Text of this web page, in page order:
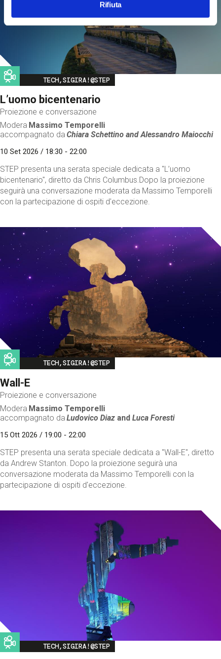
Rifiuta
Image
TECH,SIGIRA!@STEP
L’uomo bicentenario
Proiezione e conversazione
Modera Massimo Temporelli
accompagnato da Chiara Schettino andAlessandro Maiocchi
10 Set 2026 / 18:30 - 22:00
STEP presenta una serata speciale dedicata a "L’uomo
bicentenario", diretto da Chris Columbus.Dopo la proiezione
seguirà una conversazione moderata da Massimo Temporelli
con la partecipazione di ospiti d'eccezione.
Image
TECH,SIGIRA!@STEP
Wall-E
Proiezione e conversazione
Modera Massimo Temporelli
accompagnato da Ludovico Diaz andLuca Foresti
15 Ott 2026 / 19:00 - 22:00
STEP presenta una serata speciale dedicata a "Wall-E", diretto
da Andrew Stanton. Dopo la proiezione seguirà una
conversazione moderata da Massimo Temporelli con la
partecipazione di ospiti d'eccezione.
Image
TECH,SIGIRA!@STEP